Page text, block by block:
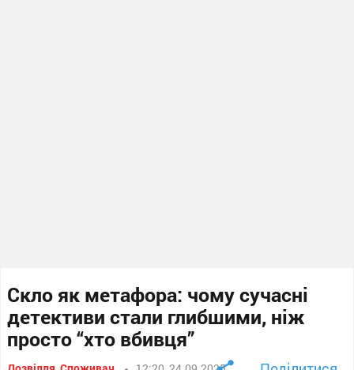
Скло як метафора: чому сучасні
детективи стали глибшими, ніж
просто “хто вбивця”